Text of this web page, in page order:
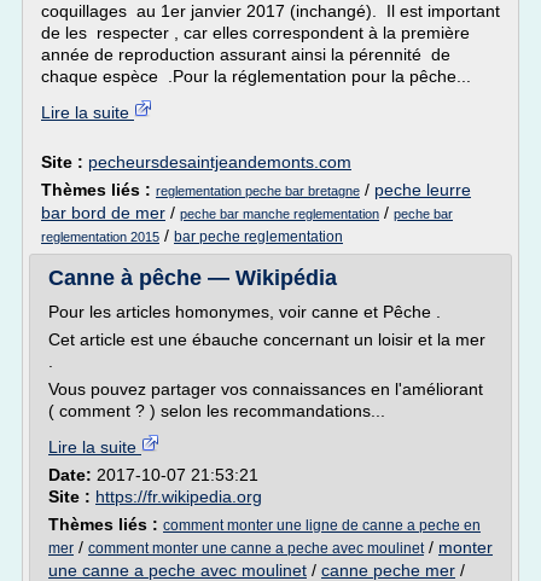
coquillages au 1er janvier 2017 (inchangé). Il est important
de les respecter , car elles correspondent à la première
année de reproduction assurant ainsi la pérennité de
chaque espèce .Pour la réglementation pour la pêche...
Lire la suite
Site : pecheursdesaintjeandemonts.com
Thèmes liés : reglementation peche bar bretagne / peche leurre
bar bord de mer / peche bar manche reglementation / peche bar
reglementation 2015 / bar peche reglementation
Canne à pêche — Wikipédia
Pour les articles homonymes, voir canne et Pêche .
Cet article est une ébauche concernant un loisir et la mer
Vous pouvez partager vos connaissances en l'améliorant
( comment ? ) selon les recommandations...
Lire la suite
Date: 2017-10-07 21:53:21
Site : https://fr.wikipedia.org
Thèmes liés : comment monter une ligne de canne a peche en
mer / comment monter une canne a peche avec moulinet/ monter
une canne a peche avec moulinet / canne peche mer /